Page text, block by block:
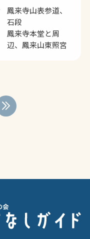
鳳来寺山表参道、
石段
鳳来寺本堂と周
辺、鳳来山東照宮